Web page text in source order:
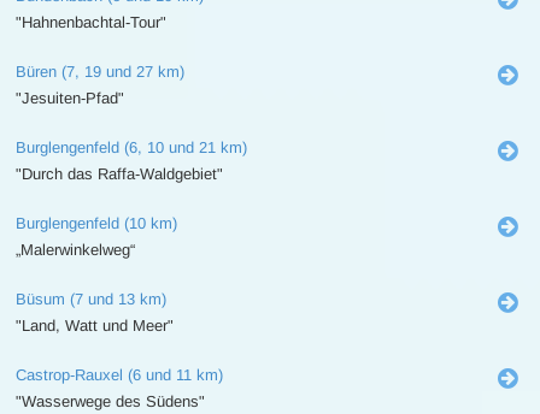
"Hahnenbachtal-Tour"
Büren (7, 19 und 27 km)
"Jesuiten-Pfad"
Burglengenfeld (6, 10 und 21 km)
"Durch das Raffa-Waldgebiet"
Burglengenfeld (10 km)
„Malerwinkelweg“
Büsum (7 und 13 km)
"Land, Watt und Meer"
Castrop-Rauxel (6 und 11 km)
"Wasserwege des Südens"